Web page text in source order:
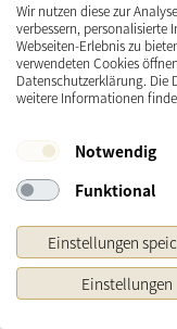
Die Weihnachtsgurke
Baumschmuck wird
Natürlich handelt es sich
dem Supermarkt, sondern
eben die Form einer
Es gibt diese „Christmas
der
Selbstgebastelte
und nostalgische Note. Sie
bringen kreative Vielfalt in
Wir nutzen diese zur
verbessern,
Webseiten-Erlebnis zu
verwendeten Cookies
Datenschutzerklärung. Die
weitere Informationen
Notwendig
Funktional
Einstellungen
Einstellungen